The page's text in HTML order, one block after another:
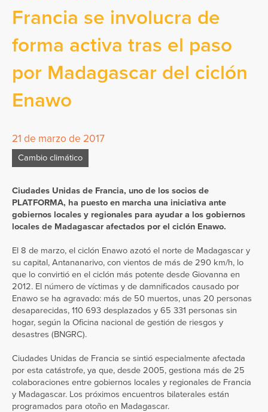
Francia se involucra de
forma activa tras el paso
por Madagascar del ciclón
Enawo
21 de marzo de 2017
Cambio climático
Ciudades Unidas de Francia, uno de los socios de
PLATFORMA, ha puesto en marcha una iniciativa ante
gobiernos locales y regionales para ayudar a los gobiernos
locales de Madagascar afectados por el ciclón Enawo.
El 8 de marzo, el ciclón Enawo azotó el norte de Madagascar y
su capital, Antananarivo, con vientos de más de 290 km/h, lo
que lo convirtió en el ciclón más potente desde Giovanna en
2012. El número de víctimas y de damnificados causado por
Enawo se ha agravado: más de 50 muertos, unas 20 personas
desaparecidas, 110 693 desplazados y 65 331 personas sin
hogar, según la Oficina nacional de gestión de riesgos y
desastres (BNGRC).
Ciudades Unidas de Francia se sintió especialmente afectada
por esta catástrofe, ya que, desde 2005, gestiona más de 25
colaboraciones entre gobiernos locales y regionales de Francia
y Madagascar. Los próximos encuentros bilaterales están
programados para otoño en Madagascar.